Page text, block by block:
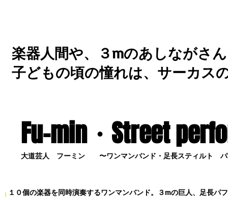
楽器人間や、３mのあしながさ
子どもの頃の憧れは、サーカス
Fu-min・Street
大道芸人 フーミン 〜ワンマンバンド・足長スティルト パ
１０個の楽器を同時演奏するワンマンバンド。３mの巨人、足長パ